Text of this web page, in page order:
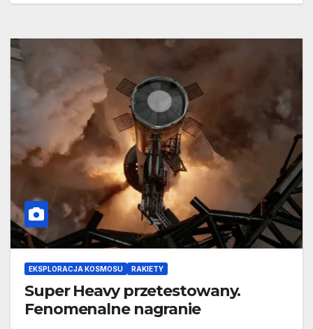
EKSPLORACJA KOSMOSU RAKIETY
Super Heavy przetestowany.
Fenomenalne nagranie